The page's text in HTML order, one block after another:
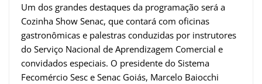
Um dos grandes destaques da programação será a
Cozinha Show Senac, que contará com oficinas
gastronômicas e palestras conduzidas por instrutores
do Serviço Nacional de Aprendizagem Comercial e
convidados especiais. O presidente do Sistema
Fecomércio Sesc e Senac Goiás, Marcelo Baiocchi